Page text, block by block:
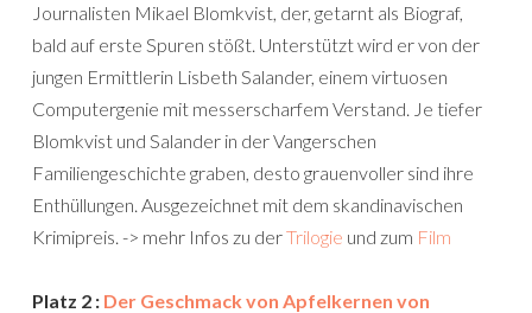
Journalisten Mikael Blomkvist, der, getarnt als Biograf,
bald auf erste Spuren stößt. Unterstützt wird er von der
jungen Ermittlerin Lisbeth Salander, einem virtuosen
Computergenie mit messerscharfem Verstand. Je tiefer
Blomkvist und Salander in der Vangerschen
Familiengeschichte graben, desto grauenvoller sind ihre
Enthüllungen. Ausgezeichnet mit dem skandinavischen
Krimipreis. -> mehr Infos zu derTrilogie und zum Film
Platz 2 : Der Geschmack von Apfelkernen von